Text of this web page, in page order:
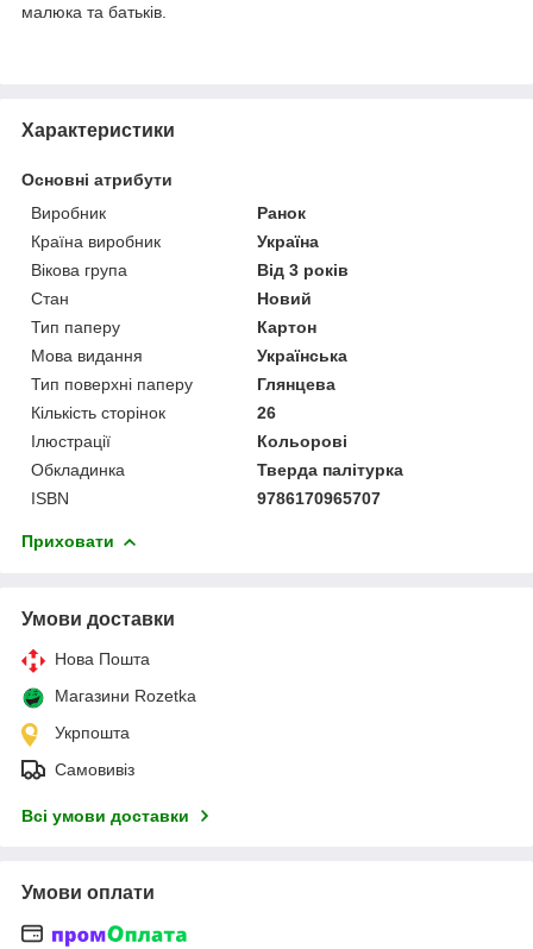
малюка та батьків.
Характеристики
Основні атрибути
Виробник
Ранок
Країна виробник
Україна
Вікова група
Від 3 років
Стан
Новий
Тип паперу
Картон
Мова видання
Українська
Тип поверхні паперу
Глянцева
Кількість сторінок
26
Ілюстрації
Кольорові
Обкладинка
Тверда палітурка
ISBN
9786170965707
Приховати
Умови доставки
Нова Пошта
Магазини Rozetka
Укрпошта
Самовивіз
Всі умови доставки
Умови оплати